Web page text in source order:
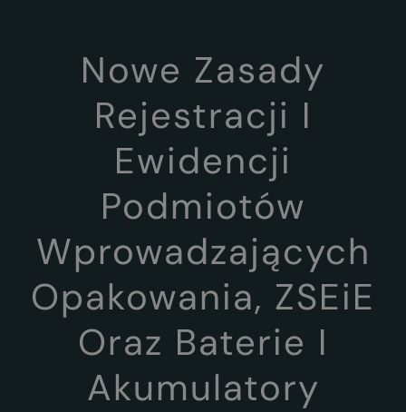
Nowe Zasady
Rejestracji I
Ewidencji
Podmiotów
Wprowadzających
Opakowania, ZSEiE
Oraz Baterie I
Akumulatory